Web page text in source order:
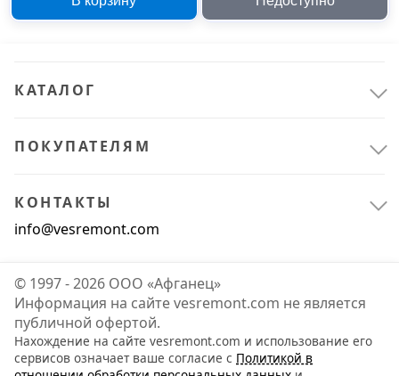
двухраструбный
225/110 225110
КАТАЛОГ
ПОКУПАТЕЛЯМ
КОНТАКТЫ
info@vesremont.com
© 1997 - 2026 ООО «Афганец»
Информация на сайте vesremont.com не является
публичной офертой.
Нахождение на сайте vesremont.com и использование его
сервисов означает ваше согласие с Политикой в